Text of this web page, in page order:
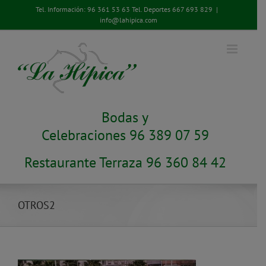
contenido
Tel. Información: 96 361 53 63 Tel. Deportes 667 693 829 |
info@lahipica.com
Bodas y
Celebraciones 96 389 07 59
Restaurante Terraza 96 360 84 42
OTROS2